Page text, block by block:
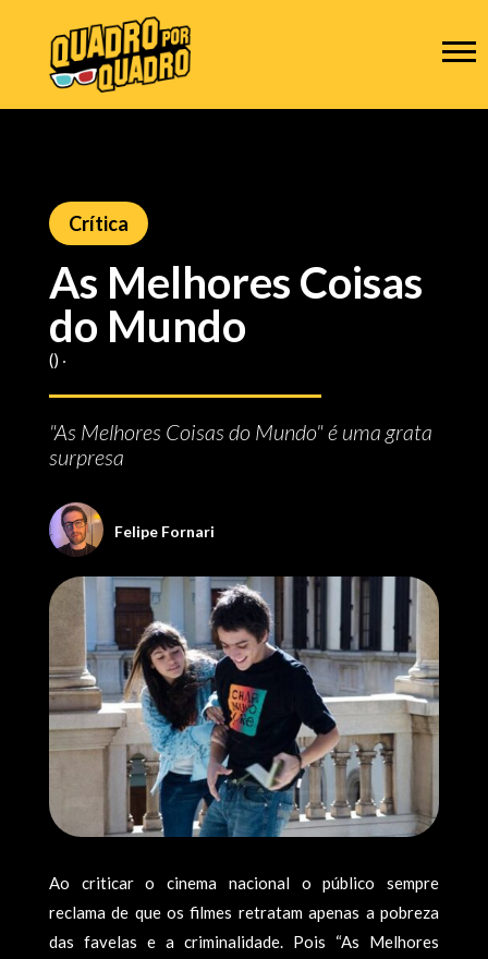
Crítica
As Melhores Coisas
do Mundo
() ‧
"As Melhores Coisas do Mundo" é uma grata
surpresa
Felipe Fornari
Ao criticar o cinema nacional o público sempre
reclama de que os filmes retratam apenas a pobreza
das favelas e a criminalidade. Pois “As Melhores